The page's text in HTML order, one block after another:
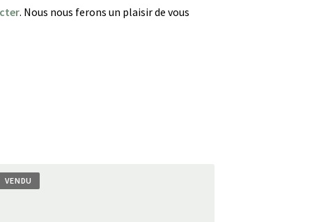
. Nous nous ferons un plaisir de vous
VENDU